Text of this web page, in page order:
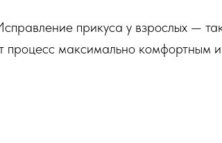
прикуса у взрослых —
максимально комфортным